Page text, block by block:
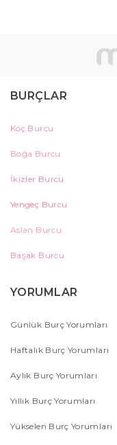
BURÇLAR
Koç Burcu
Boğa Burcu
İkizler Burcu
Yengeç Burcu
Aslan Burcu
Başak Burcu
YORUMLAR
Günlük Burç Yorumları
Haftalık Burç Yorumları
Aylık Burç Yorumları
Yıllık Burç Yorumları
Yükselen Burç Yorumları